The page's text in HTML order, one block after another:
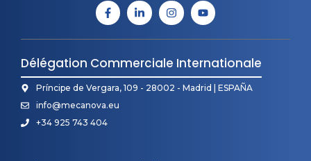
Délégation Commerciale Internationale
Príncipe de Vergara, 109 - 28002 - Madrid | ESPAÑA
info@mecanova.eu
+34 925 743 404